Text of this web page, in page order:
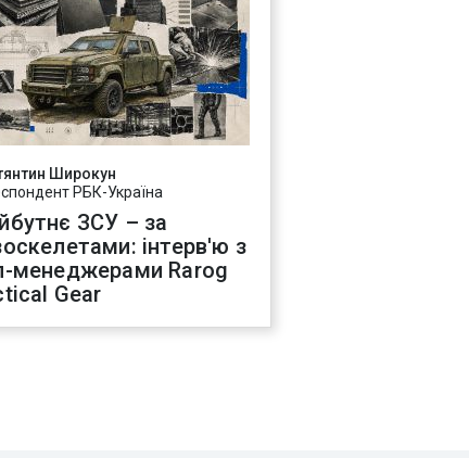
Широкун
РБК-Україна
ЗСУ – за
інтерв'ю з
менеджерами Rarog
Gear